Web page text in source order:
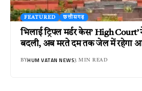
FEATURED छत्तीसगढ़
भिलाई ट्रिपल मर्डर केस’ High
बदली, अब मरते दम तक जेल में रहेगा
BYHUM VATAN NEWS3 MIN READ